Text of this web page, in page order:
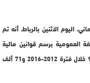
اليوم الاثنين بالرباط، أنه تم
الوظيفة العمومية برسم قوانين مالية
سنوات 2017 و2018 و2019 مقابل 116 ألف و977 خلال فترة 2012-2016 و71 ألف